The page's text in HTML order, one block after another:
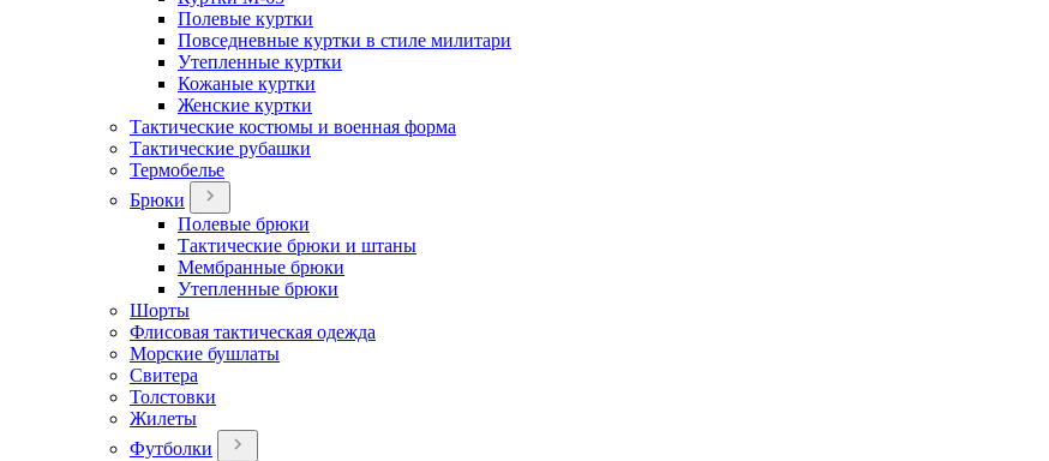
Полевые куртки
Повседневные куртки в стиле милитари
Утепленные куртки
Кожаные куртки
Женские куртки
Тактические костюмы и военная форма
Тактические рубашки
Термобелье
Брюки
Полевые брюки
Тактические брюки и штаны
Мембранные брюки
Утепленные брюки
Шорты
Флисовая тактическая одежда
Морские бушлаты
Свитера
Толстовки
Жилеты
Футболки